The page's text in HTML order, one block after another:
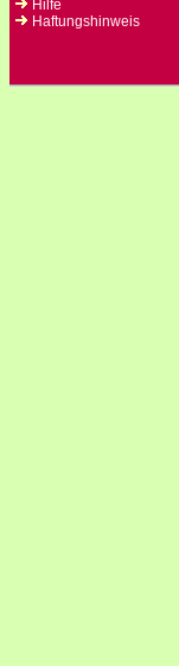
Hilfe
Haftungshinweis